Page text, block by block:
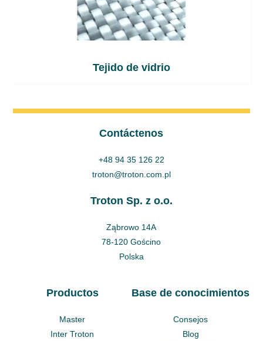
Tejido de vidrio
Contáctenos
+48 94 35 126 22
troton@troton.com.pl
Troton Sp. z o.o.
Ząbrowo 14A
78-120 Gościno
Polska
Productos
Master
Inter Troton
Base de conocimientos
Consejos
Blog